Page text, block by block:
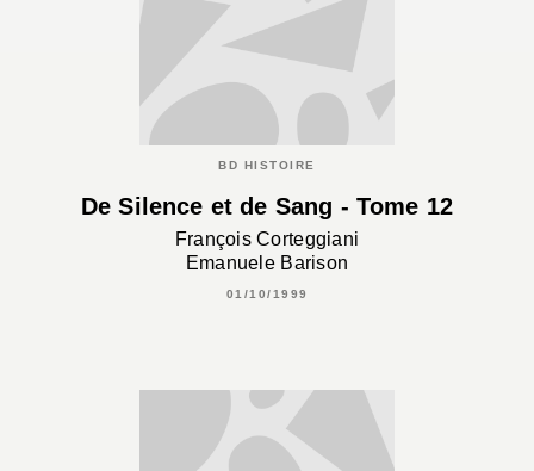
BD HISTOIRE
De Silence et de Sang - Tome 12
François Corteggiani
Emanuele Barison
01/10/1999